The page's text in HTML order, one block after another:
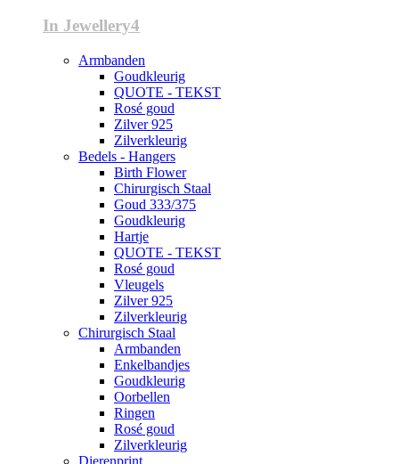
In Jewellery4
Armbanden
Goudkleurig
QUOTE - TEKST
Rosé goud
Zilver 925
Zilverkleurig
Bedels - Hangers
Birth Flower
Chirurgisch Staal
Goud 333/375
Goudkleurig
Hartje
QUOTE - TEKST
Rosé goud
Vleugels
Zilver 925
Zilverkleurig
Chirurgisch Staal
Armbanden
Enkelbandjes
Goudkleurig
Oorbellen
Ringen
Rosé goud
Zilverkleurig
Dierenprint